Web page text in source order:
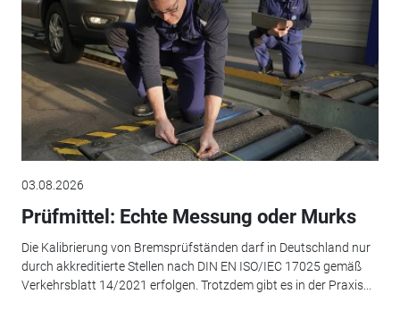
03.08.2026
Prüfmittel: Echte Messung oder Murks
Die Kalibrierung von Bremsprüfständen darf in Deutschland nur
durch akkreditierte Stellen nach DIN EN ISO/IEC 17025 gemäß
Verkehrsblatt 14/2021 erfolgen. Trotzdem gibt es in der Praxis...